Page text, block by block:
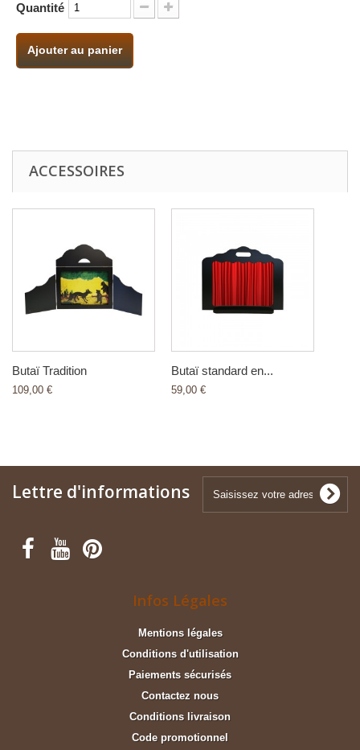
Quantité
Ajouter au panier
ACCESSOIRES
Butaï Tradition
109,00 €
Butaï standard en...
59,00 €
Lettre d'informations
Infos Légales
Mentions légales
Conditions d'utilisation
Paiements sécurisés
Contactez nous
Conditions livraison
Code promotionnel